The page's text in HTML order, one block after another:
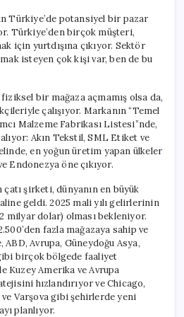
Türkiye’de potansiyel bir pazar
Türkiye’den birçok müşteri,
için yurtdışına çıkıyor. Sektör
isteyen çok kişi var, ben de bu
bir mağaza açmamış olsa da,
çalışıyor. Markanın “Temel
Malzeme Fabrikası Listesi”nde,
Akın Tekstil, SML Etiket ve
en yoğun üretim yapan ülkeler
Endonezya öne çıkıyor.
şirketi, dünyanın en büyük
geldi. 2025 mali yılı gelirlerinin
milyar dolar) olması bekleniyor.
fazla mağazaya sahip ve
ABD, Avrupa, Güneydoğu Asya,
birçok bölgede faaliyet
Kuzey Amerika ve Avrupa
hızlandırıyor ve Chicago,
Varşova gibi şehirlerde yeni
planlıyor.